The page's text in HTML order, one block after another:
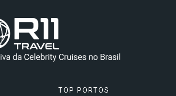
TOP PORTOS